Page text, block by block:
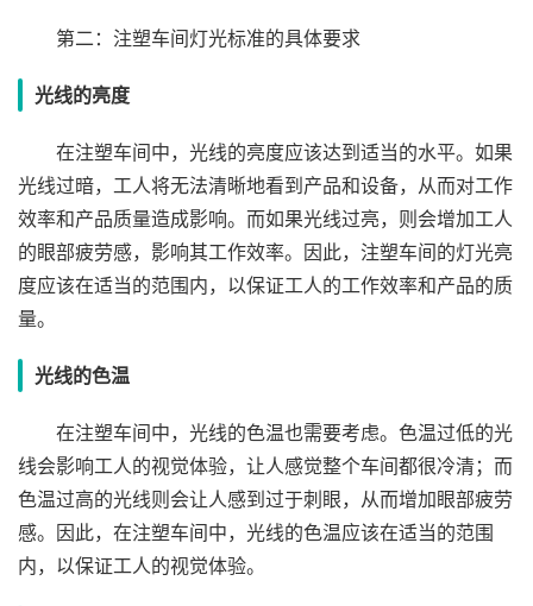
第二：注塑车间灯光标准的具体要求
光线的亮度
在注塑车间中，光线的亮度应该达到适当的水平。如果
光线过暗，工人将无法清晰地看到产品和设备，从而对工作
效率和产品质量造成影响。而如果光线过亮，则会增加工人
的眼部疲劳感，影响其工作效率。因此，注塑车间的灯光亮
度应该在适当的范围内，以保证工人的工作效率和产品的质
量。
光线的色温
在注塑车间中，光线的色温也需要考虑。色温过低的光
线会影响工人的视觉体验，让人感觉整个车间都很冷清；而
色温过高的光线则会让人感到过于刺眼，从而增加眼部疲劳
感。因此，在注塑车间中，光线的色温应该在适当的范围
内，以保证工人的视觉体验。